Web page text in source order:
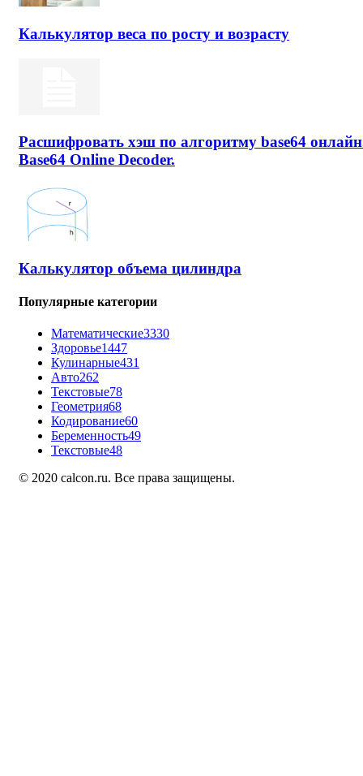
Калькулятор веса по росту и возрасту
Расшифровать хэш по алгоритму base64
Base64 Online Decoder.
Калькулятор объема цилиндра
Популярные категории
Математические3330
Здоровье1447
Кулинарные431
Авто262
Текстовые78
Геометрия68
Кодирование60
Беременность49
Текстовые48
© 2020 calcon.ru. Все права защищены.